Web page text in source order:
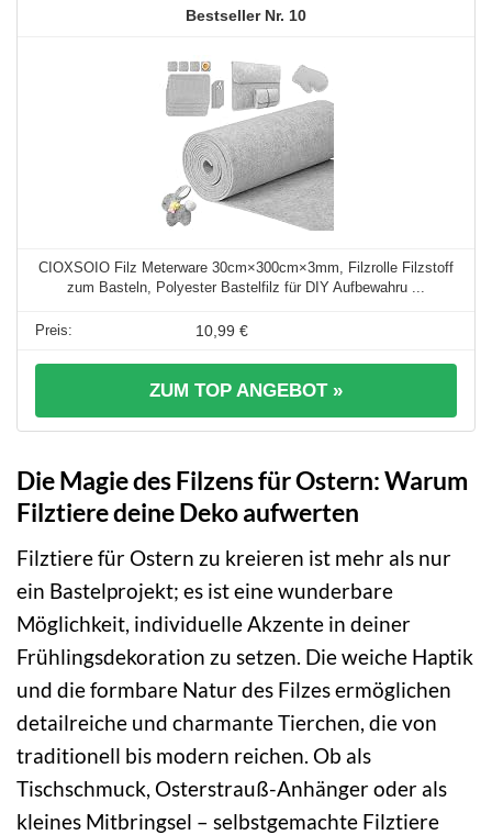
10
CIOXSOIO Filz Meterware 30cm×300cm×3mm, Filzrolle Filzstoff
zum Basteln, Polyester Bastelfilz für DIY Aufbewahru ...
10,99 €
ZUM TOP ANGEBOT »
Die Magie des Filzens für Ostern: Warum
Filztiere deine Deko aufwerten
Filztiere für Ostern zu kreieren ist mehr als nur
ein Bastelprojekt; es ist eine wunderbare
Möglichkeit, individuelle Akzente in deiner
Frühlingsdekoration zu setzen. Die weiche Haptik
und die formbare Natur des Filzes ermöglichen
detailreiche und charmante Tierchen, die von
traditionell bis modern reichen. Ob als
Tischschmuck, Osterstrauß-Anhänger oder als
kleines Mitbringsel – selbstgemachte Filztiere